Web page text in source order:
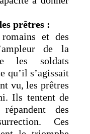
prêtres :
et des
de la
les soldats
qu’il s’agissait
vu, les prêtres
Ils tentent de
des
Ces